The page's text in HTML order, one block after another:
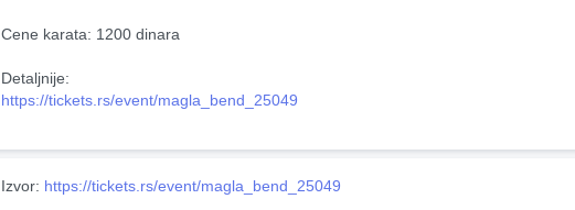
Cene karata: 1200 dinara
Detaljnije:
https://tickets.rs/event/magla_bend_25049
Izvor: https://tickets.rs/event/magla_bend_25049